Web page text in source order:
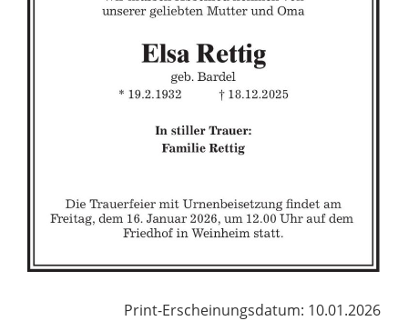
Print-Erscheinungsdatum: 10.01.2026